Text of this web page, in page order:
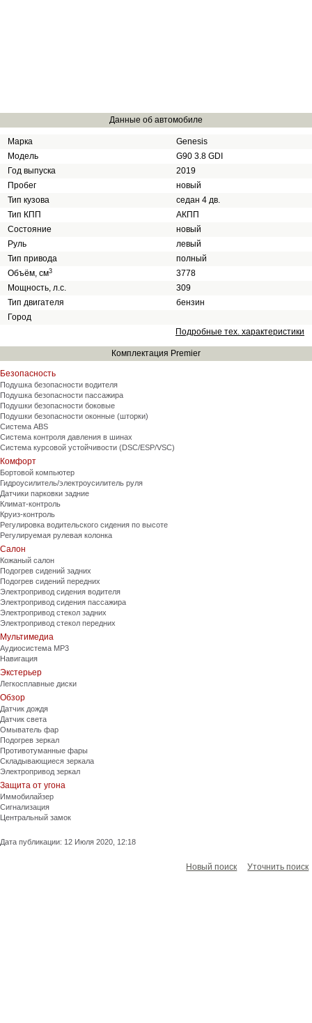
Данные об автомобиле
Марка
Genesis
Модель
G90 3.8 GDI
Год выпуска
2019
Пробег
новый
Тип кузова
cедан 4 дв.
Тип КПП
АКПП
Состояние
новый
Руль
левый
Тип привода
полный
Объём, см3
3778
Мощность, л.с.
309
Тип двигателя
бензин
Город
Подробные тех. характеристики
Комплектация Premier
Безопасность
Подушка безопасности водителя
Подушка безопасности пассажира
Подушки безопасности боковые
Подушки безопасности оконные (шторки)
Система ABS
Система контроля давления в шинах
Система курсовой устойчивости (DSC/ESP/VSC)
Комфорт
Бортовой компьютер
Гидроусилитель/электроусилитель руля
Датчики парковки задние
Климат-контроль
Круиз-контроль
Регулировка водительского сидения по высоте
Регулируемая рулевая колонка
Салон
Кожаный салон
Подогрев сидений задних
Подогрев сидений передних
Электропривод сидения водителя
Электропривод сидения пассажира
Электропривод стекол задних
Электропривод стекол передних
Мультимедиа
Аудиосистема MP3
Навигация
Экстерьер
Легкосплавные диски
Обзор
Датчик дождя
Датчик света
Омыватель фар
Подогрев зеркал
Противотуманные фары
Складывающиеся зеркала
Электропривод зеркал
Защита от угона
Иммобилайзер
Сигнализация
Центральный замок
Дата публикации: 12 Июля 2020, 12:18
Новый поиск Уточнить поиск